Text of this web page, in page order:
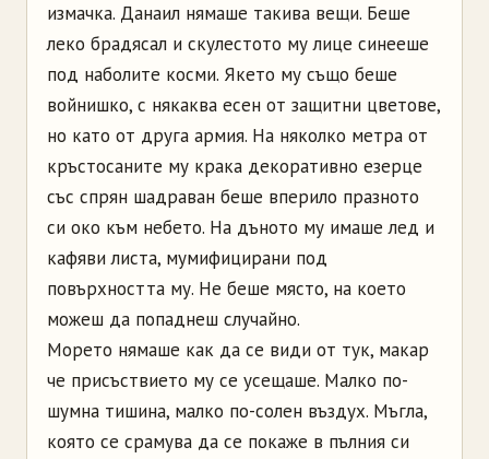
измачка. Данаил нямаше такива вещи. Беше
леко брадясал и скулестото му лице синееше
под наболите косми. Якето му също беше
войнишко, с някаква есен от защитни цветове,
но като от друга армия. На няколко метра от
кръстосаните му крака декоративно езерце
със спрян шадраван беше вперило празното
си око към небето. На дъното му имаше лед и
кафяви листа, мумифицирани под
повърхността му. Не беше място, на което
можеш да попаднеш случайно.
Морето нямаше как да се види от тук, макар
че присъствието му се усещаше. Малко по-
шумна тишина, малко по-солен въздух. Мъгла,
която се срамува да се покаже в пълния си